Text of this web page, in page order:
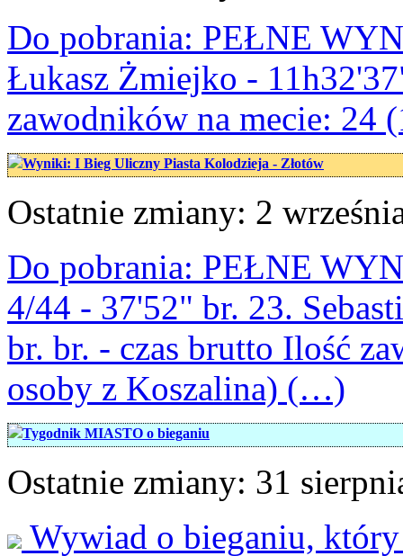
Do pobrania: PEŁNE
Łukasz Żmiejko -
zawodników na mecie: 24
Wyniki: I Bieg Uliczny Piasta Kolodzieja - Złotów
Ostatnie zmiany: 2
Do pobrania: PEŁNE
4/44 - 37'52" br. 23.
br. br. - czas brutto Ilość
osoby z Koszalina) (…)
Tygodnik MIASTO o bieganiu
Ostatnie zmiany: 31
Wywiad o bieganiu,